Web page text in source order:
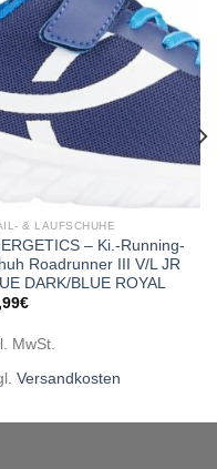
wishlist
& LAUFSCHUHE
– Ki.-Running-
Roadrunner III V/L JR
DARK/BLUE ROYAL
€
MwSt.
Versandkosten